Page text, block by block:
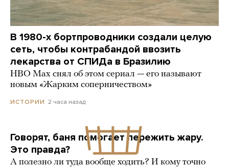
В 1980-х бортпроводники создали целую
сеть, чтобы контрабандой ввозить
лекарства от СПИДа в Бразилию
HBO Max снял об этом сериал — его называют
новым «Жарким соперничеством»
ИСТОРИИ 2 часа назад
Говорят, баня помогает пережить жару.
Это правда?
А полезно ли туда вообще ходить? И кому точно